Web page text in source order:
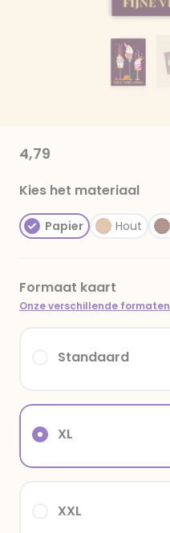
4,79
Kies het materiaal
Papier Hout
Formaat kaart
Onze verschillende formaten
XXL
XL
Standaard